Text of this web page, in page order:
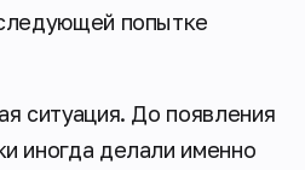
попытке
ситуация. До появления
иногда делали именно